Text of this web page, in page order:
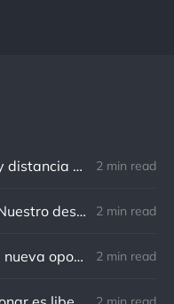
Robert Southey: No hay distancia o tiempo que pueda disminuir la amistad de aquellos que están completamente convencidos del valor del otro 2 min read
William Shakespeare: Nuestro destino está en las estrellas, así que levantemos nuestros ojos al cielo 2 min read
Cada amanecer es una nueva oportunidad 2 min read